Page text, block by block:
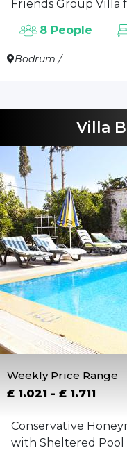
Friends Group Villa
Bodrum /
8 People
Villa
Weekly Price Range
£ 1.021 - £ 1.711
Conservative
with Sheltered Pool